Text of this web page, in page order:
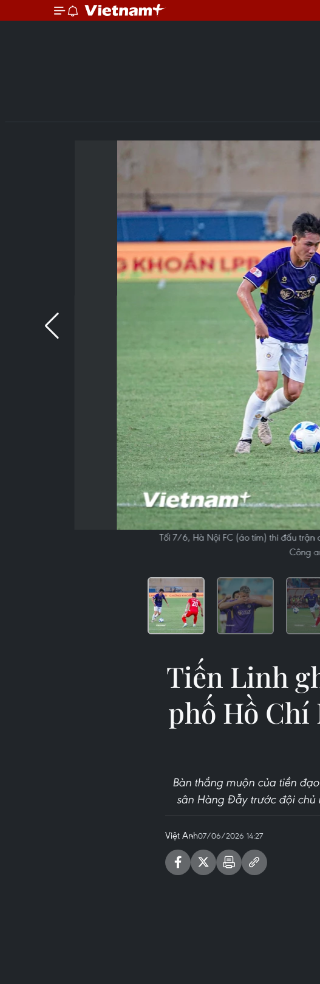
Tối 7/6, Hà Nội FC (áo tím) thi đấu
Công
Tiến Linh
phố Hồ
Bàn thắng muộn của tiền
sân Hàng Đẫy trước đội
Việt Anh07/06/2026 14:27